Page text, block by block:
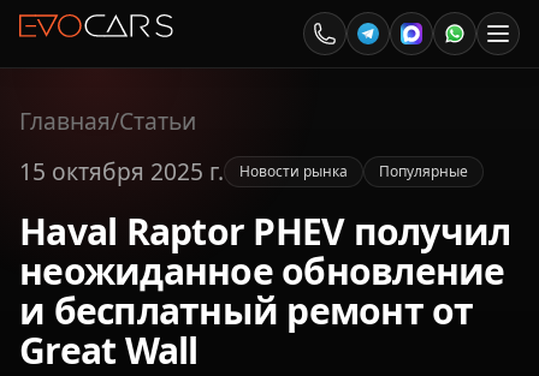
Главная/Статьи
15 октября 2025 г.
Новости рынка Популярные
Haval Raptor PHEV получил
неожиданное обновление
и бесплатный ремонт от
Great Wall